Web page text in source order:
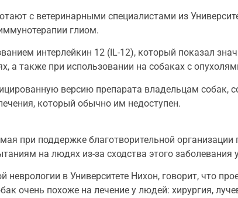
с ветеринарными специалистами из
глиом.
интерлейкин 12 (IL-12), который показал
также при использовании на собаках с
версию препарата владельцам собак,
который обычно им недоступен.
при поддержке благотворительной
на людях из-за сходства этого заболевания
неврологии в Университете Нихон, говорит, что
очень похоже на лечение у людей: хирургия,